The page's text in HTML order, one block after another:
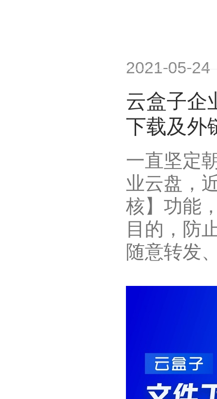
2021-05-24
云盒子企
下载及外
一直坚定
业云盘，
核】功能
目的，防
随意转发